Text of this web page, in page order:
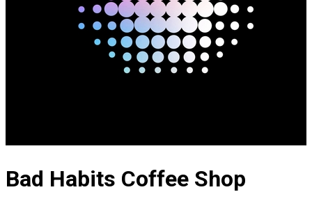
Bad Habits Coffee Shop